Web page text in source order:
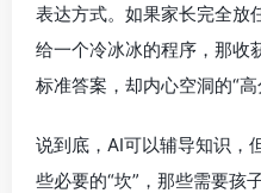
表达方式。如果家长完全放
给一个冷冰冰的程序，那收
标准答案，却内心空洞的“高
说到底，AI可以辅导知识，
些必要的“坎”，那些需要孩